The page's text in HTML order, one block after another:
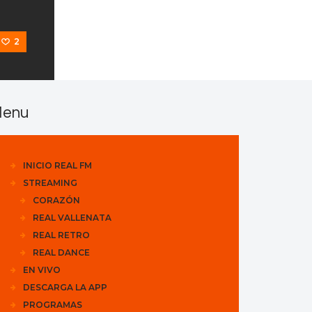
2
INICIO REAL FM
STREAMING
CORAZÓN
REAL VALLENATA
REAL RETRO
REAL DANCE
EN VIVO
DESCARGA LA APP
PROGRAMAS